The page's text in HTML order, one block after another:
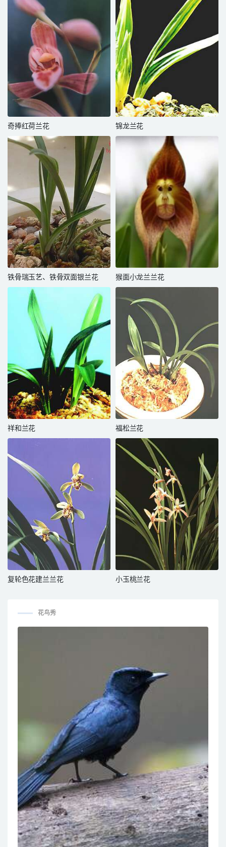
奇捧红荷兰花 锦龙兰花
铁骨瑞玉艺、铁骨双面银兰花 猴面小龙兰兰花
祥和兰花 福松兰花
复轮色花建兰兰花 小玉桃兰花
花鸟秀